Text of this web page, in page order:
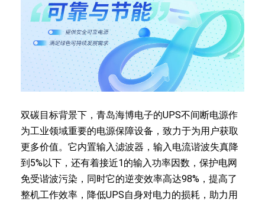
双碳目标背景下，青岛海博电子的UPS不间断电源作
为工业领域重要的电源保障设备，致力于为用户获取
更多价值。它内置输入滤波器，输入电流谐波失真降
到5%以下，还有着接近1的输入功率因数，保护电网
免受谐波污染，同时它的逆变效率高达98%，提高了
整机工作效率，降低UPS自身对电力的损耗，助力用